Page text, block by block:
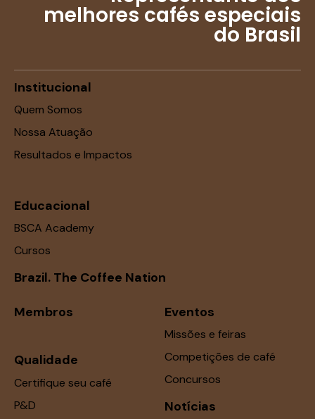
melhores cafés especiais
do Brasil
Institucional
Quem Somos
Nossa Atuação
Resultados e Impactos
Educacional
BSCA Academy
Cursos
Brazil. The Coffee Nation
Membros
Qualidade
Certifique seu café
P&D
Eventos
Missões e feiras
Competições de café
Concursos
Notícias